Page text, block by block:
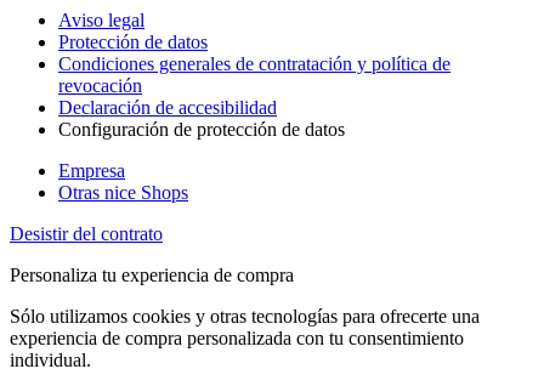
Aviso legal
Protección de datos
Condiciones generales de contratación y política de
revocación
Declaración de accesibilidad
Configuración de protección de datos
Empresa
Otras nice Shops
Desistir del contrato
Personaliza tu experiencia de compra
Sólo utilizamos cookies y otras tecnologías para ofrecerte una
experiencia de compra personalizada con tu consentimiento
individual.